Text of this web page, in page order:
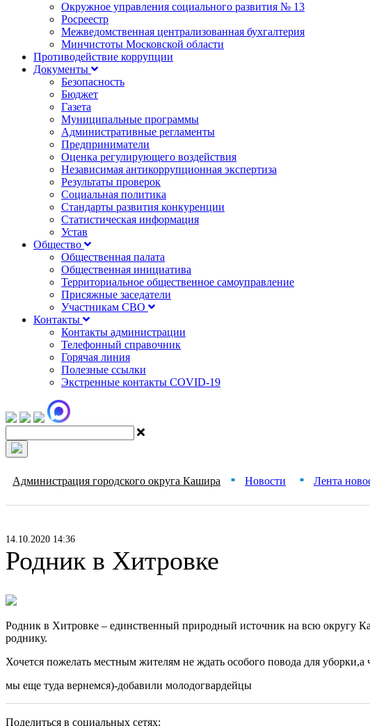
Окружное управления социального развития № 13
Росреестр
Межведомственная централизованная бухгалтерия
Минчистоты Московской области
Противодействие коррупции
Документы
Безопасность
Бюджет
Газета
Муниципальные программы
Административные регламенты
Предприниматели
Оценка регулирующего воздействия
Независимая антикоррупционная экспертиза
Результаты проверок
Социальная политика
Стандарты развития конкуренции
Статистическая информация
Устав
Общество
Общественная палата
Общественная инициатива
Территориальное общественное самоуправление
Присяжные заседатели
Участникам СВО
Контакты
Контакты администрации
Телефонный справочник
Горячая линия
Полезные ссылки
Экстренные контакты COVID-19
Администрация городского округа Кашира ■ Новости ■ Лента
14.10.2020 14:36
Родник в Хитровке
Родник в Хитровке – единственный природный источник на всю округу
роднику.
Хочется пожелать местным жителям не ждать особого повода для уборки,а
мы еще туда вернемся)-добавили молодогвардейцы
Поделиться в социальных сетях: